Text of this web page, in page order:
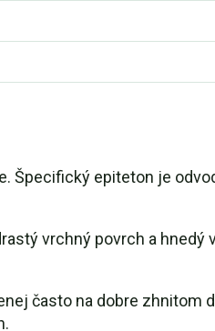
Špecifický epiteton je
vrchný povrch a
často na dobre zhnitom